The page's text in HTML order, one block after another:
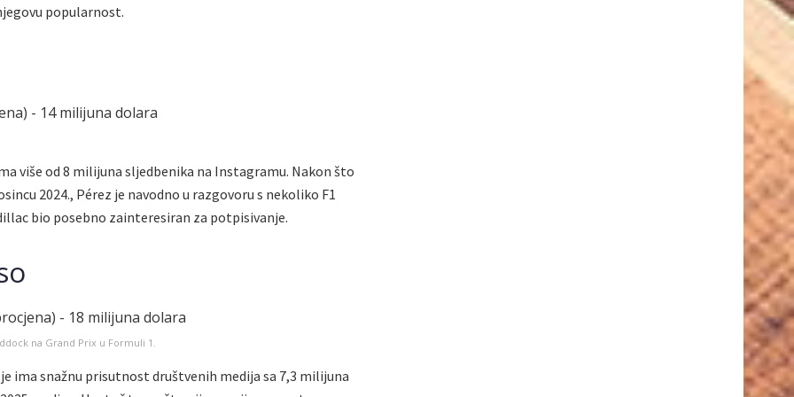
popularnost.
više od 8 milijuna sljedbenika na Instagramu. Nakon što
2024., Pérez je navodno u razgovoru s nekoliko F1
bio posebno zainteresiran za potpisivanje.
na Grand Prix u Formuli 1.
ima snažnu prisutnost društvenih medija sa 7,3 milijuna